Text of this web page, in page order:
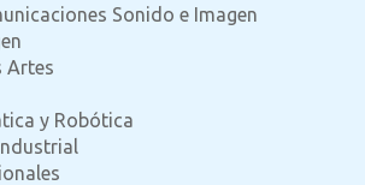
Sonido e Imagen
Artes
y Robótica